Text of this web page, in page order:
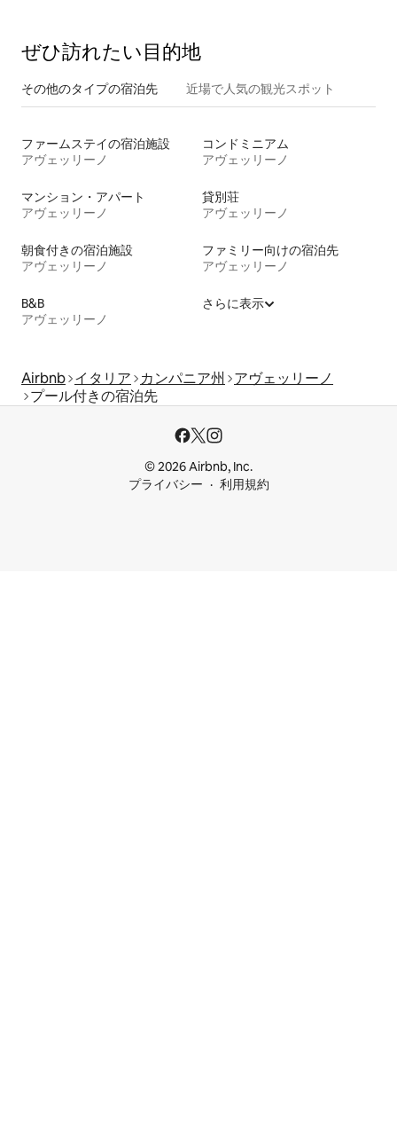
ぜひ訪⁠れ⁠た⁠い目⁠的⁠地
その他のタ⁠イ⁠プ⁠の宿⁠泊⁠先 近場で人気の観光スポット
ファームステイの宿泊施設
アヴェッリーノ
コンドミニアム
アヴェッリーノ
マンション・アパート
アヴェッリーノ
貸別荘
アヴェッリーノ
朝食付きの宿泊施設
アヴェッリーノ
ファミリー向けの宿泊先
アヴェッリーノ
B&B
アヴェッリーノ
さらに表示
Airbnb イタリア カンパニア州
アヴェッリーノ
プール付きの宿泊先
© 2026 Airbnb, Inc.
プライバシー
利用規約